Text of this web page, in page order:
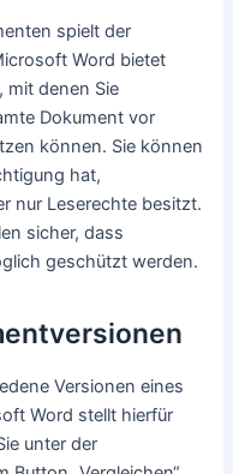
spielt der
Word bietet
mit denen Sie
Dokument vor
können. Sie können
hat,
nur Leserechte besitzt.
sicher, dass
geschützt werden.
Versionen eines
Word stellt hierfür
unter der